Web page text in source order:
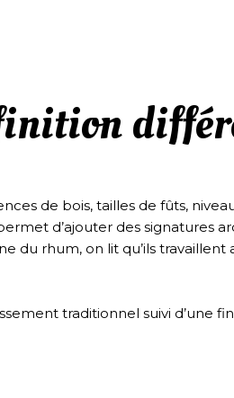
de bois, tailles de fûts,
d’ajouter des signatures
du rhum, on lit qu’ils
traditionnel suivi d’une